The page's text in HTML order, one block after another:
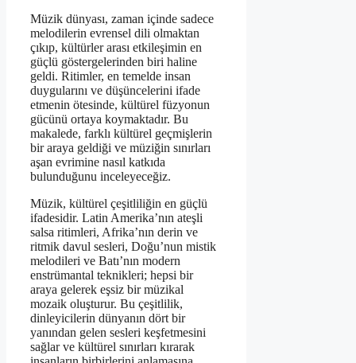
Müzik dünyası, zaman içinde sadece
melodilerin evrensel dili olmaktan
çıkıp, kültürler arası etkileşimin en
güçlü göstergelerinden biri haline
geldi. Ritimler, en temelde insan
duygularını ve düşüncelerini ifade
etmenin ötesinde, kültürel füzyonun
gücünü ortaya koymaktadır. Bu
makalede, farklı kültürel geçmişlerin
bir araya geldiği ve müziğin sınırları
aşan evrimine nasıl katkıda
bulunduğunu inceleyeceğiz.
Müzik, kültürel çeşitliliğin en güçlü
ifadesidir. Latin Amerika’nın ateşli
salsa ritimleri, Afrika’nın derin ve
ritmik davul sesleri, Doğu’nun mistik
melodileri ve Batı’nın modern
enstrümantal teknikleri; hepsi bir
araya gelerek eşsiz bir müzikal
mozaik oluşturur. Bu çeşitlilik,
dinleyicilerin dünyanın dört bir
yanından gelen sesleri keşfetmesini
sağlar ve kültürel sınırları kırarak